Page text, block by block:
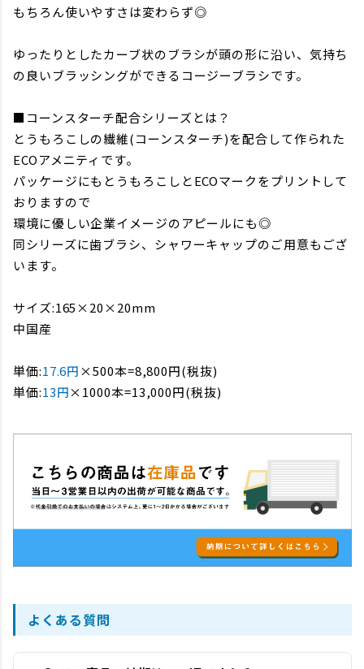
もちろん使いやすさは変わらず◎
ゆったりとしたカーブ状のブラシが頭の形に沿い、気持ち
の良いブラッシングができるコージーブラシです。
■コーンスターチ配合シリーズとは？
とうもろこしの繊維(コーンスターチ)を配合して作られた
ECOアメニティです。
パッケージにもとうもろこしとECOマークをプリントして
おりますので
環境に優しい企業イメージのアピールにも◎
同シリーズに歯ブラシ、シャワーキャップのご用意もござ
います。
サイズ:165×20×20mm
中国産
単価:17.6円×500本=8,800円(税抜)
単価:13円×1000本=13,000円(税抜)
よくある質問